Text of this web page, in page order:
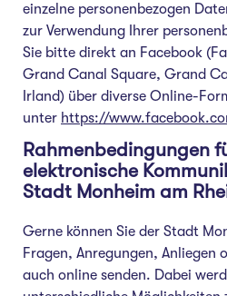
einzelne personenbezogen
zur Verwendung Ihrer
Sie bitte direkt an Facebook
Grand Canal Square, Grand
Irland) über diverse Online-
unter https://
Rahmenbedingungen
elektronische
Stadt Monheim am
Gerne können Sie der Stadt
Fragen, Anregungen, Anliegen
auch online senden. Dabei